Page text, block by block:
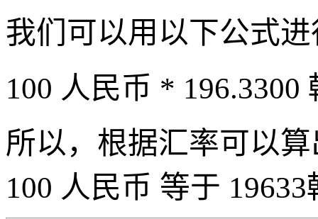
我们可以用以下公式
100 人民币 * 196.3300
所以，根据汇率可以
100 人民币 等于